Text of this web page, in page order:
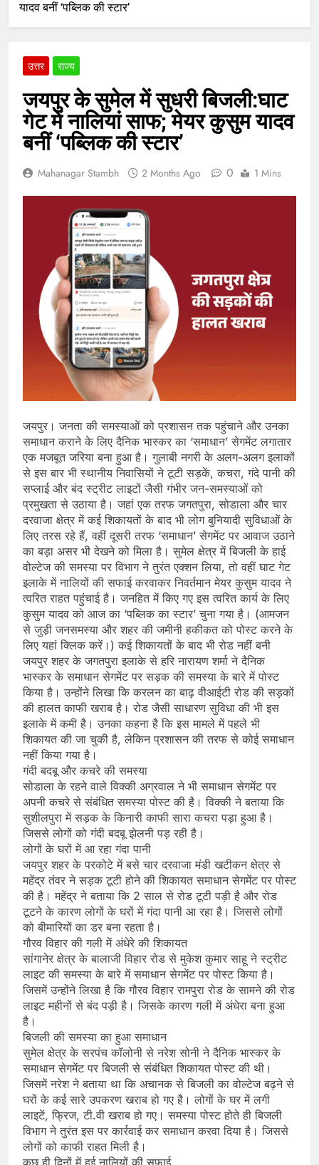
यादव बनीं ‘पब्लिक की स्टार’
उत्तर राज्य
जयपुर के सुमेल में सुधरी बिजली:घाट
गेट में नालियां साफ; मेयर कुसुम यादव
बनीं ‘पब्लिक की स्टार’
Mahanagar Stambh 2 Months Ago 0 1 Mins
जयपुर। जनता की समस्याओं को प्रशासन तक पहुंचाने और उनका
समाधान कराने के लिए दैनिक भास्कर का ‘समाधान’ सेगमेंट लगातार
एक मजबूत जरिया बना हुआ है। गुलाबी नगरी के अलग-अलग इलाकों
से इस बार भी स्थानीय निवासियों ने टूटी सड़कें, कचरा, गंदे पानी की
सप्लाई और बंद स्ट्रीट लाइटों जैसी गंभीर जन-समस्याओं को
प्रमुखता से उठाया है। जहां एक तरफ जगतपुरा, सोडाला और चार
दरवाजा क्षेत्र में कई शिकायतों के बाद भी लोग बुनियादी सुविधाओं के
लिए तरस रहे हैं, वहीं दूसरी तरफ ‘समाधान’ सेगमेंट पर आवाज उठाने
का बड़ा असर भी देखने को मिला है। सुमेल क्षेत्र में बिजली के हाई
वोल्टेज की समस्या पर विभाग ने तुरंत एक्शन लिया, तो वहीं घाट गेट
इलाके में नालियों की सफाई करवाकर निवर्तमान मेयर कुसुम यादव ने
त्वरित राहत पहुंचाई है। जनहित में किए गए इस त्वरित कार्य के लिए
कुसुम यादव को आज का ‘पब्लिक का स्टार’ चुना गया है। (आमजन
से जुड़ी जनसमस्या और शहर की जमीनी हकीकत को पोस्ट करने के
लिए यहां क्लिक करें।) कई शिकायतों के बाद भी रोड नहीं बनी
जयपुर शहर के जगतपुरा इलाके से हरि नारायण शर्मा ने दैनिक
भास्कर के समाधान सेगमेंट पर सड़क की समस्या के बारे में पोस्ट
किया है। उन्होंने लिखा कि करलन का बाढ़ वीआईटी रोड की सड़कों
की हालत काफी खराब है। रोड जैसी साधारण सुविधा की भी इस
इलाके में कमी है। उनका कहना है कि इस मामले में पहले भी
शिकायत की जा चुकी है, लेकिन प्रशासन की तरफ से कोई समाधान
नहीं किया गया है।
गंदी बदबू और कचरे की समस्या
सोडाला के रहने वाले विक्की अग्रवाल ने भी समाधान सेगमेंट पर
अपनी कचरे से संबंधित समस्या पोस्ट की है। विक्की ने बताया कि
सुशीलपुरा में सड़क के किनारी काफी सारा कचरा पड़ा हुआ है।
जिससे लोगों को गंदी बदबू झेलनी पड़ रही है।
लोगों के घरों में आ रहा गंदा पानी
जयपुर शहर के परकोटे में बसे चार दरवाजा मंडी खटीकन क्षेत्र से
महेंद्र तंवर ने सड़क टूटी होने की शिकायत समाधान सेगमेंट पर पोस्ट
की है। महेंद्र ने बताया कि 2 साल से रोड टूटी पड़ी है और रोड
टूटने के कारण लोगों के घरों में गंदा पानी आ रहा है। जिससे लोगों
को बीमारियों का डर बना रहता है।
गौरव विहार की गली में अंधेरे की शिकायत
सांगानेर क्षेत्र के बालाजी विहार रोड से मुकेश कुमार साहू ने स्ट्रीट
लाइट की समस्या के बारे में समाधान सेगमेंट पर पोस्ट किया है।
जिसमें उन्होंने लिखा है कि गौरव विहार रामपुरा रोड के सामने की रोड
लाइट महीनों से बंद पड़ी है। जिसके कारण गली में अंधेरा बना हुआ
है।
बिजली की समस्या का हुआ समाधान
सुमेल क्षेत्र के सरपंच कॉलोनी से नरेश सोनी ने दैनिक भास्कर के
समाधान सेगमेंट पर बिजली से संबंधित शिकायत पोस्ट की थी।
जिसमें नरेश ने बताया था कि अचानक से बिजली का वोल्टेज बढ़ने से
घरों के कई सारे उपकरण खराब हो गए है। लोगों के घर में लगी
लाइटें, फ्रिज, टी.वी खराब हो गए। समस्या पोस्ट होते ही बिजली
विभाग ने तुरंत इस पर कार्रवाई कर समाधान करवा दिया है। जिससे
लोगों को काफी राहत मिली है।